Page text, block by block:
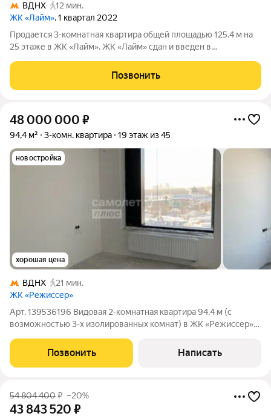
ВДНХ
12 мин.
ЖК «Лайм», 1 квартал 2022
Продается 3-комнатная квартира общей площадью 125.4 м на
25 этаже в ЖК «Лайм». ЖК «Лайм» сдан и введен в
оплаты. В комплексе представлены функциональные
квартиры с открытой планировкой площадью от
Позвонить
48 000 000 ₽
94,4 м² 3-комн. квартира 19 этаж из 45
новостройка
хорошая цена
ВДНХ
21 мин.
ЖК «Режиссер»
Арт. 139536196 Видовая 2-комнатная квартира 94,4 м (с
возможностью 3-х изолированных комнат) в ЖК «Режиссер»
Адрес: Москва, ул. Вильгельма Пика, 1. Ключевые
преимущества квартиры:Престижный
Позвонить Написать
54 804 400₽ –20%
43 843 520 ₽